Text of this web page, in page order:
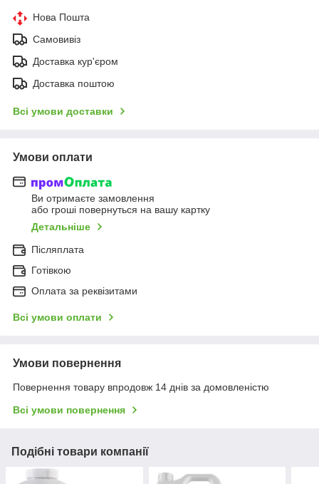
Нова Пошта
Самовивіз
Доставка кур'єром
Доставка поштою
Всі умови доставки
Умови оплати
Ви отримаєте замовлення
або гроші повернуться на вашу картку
Детальніше
Післяплата
Готівкою
Оплата за реквізитами
Всі умови оплати
Умови повернення
Повернення товару впродовж 14 днів за домовленістю
Всі умови повернення
Подібні товари компанії